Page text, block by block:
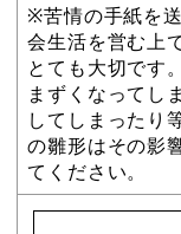
※苦情の手紙を
会生活を営む上
とても大切です
まずくなってし
してしまったり
の雛形はその影
てください。